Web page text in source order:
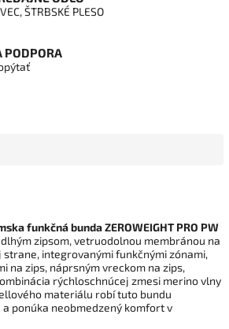
ŠTRBSKÉ PLESO
PODPORA
funkčná bunda ZEROWEIGHT PRO PW
zipsom, vetruodolnou membránou na
integrovanými funkčnými zónami,
na zips, náprsným vreckom na zips,
rýchloschnúcej zmesi merino vlny
materiálu robí tuto bundu
ponúka neobmedzený komfort v